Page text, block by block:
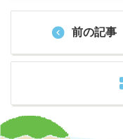
前の記事